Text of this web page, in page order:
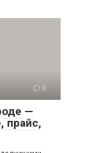
0
—
прайс,